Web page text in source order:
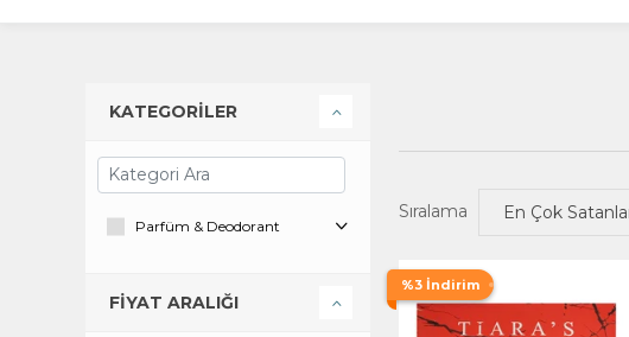
Sıralama
%3 İndirim
KATEGORİLER
Parfüm & Deodorant
FİYAT ARALIĞI